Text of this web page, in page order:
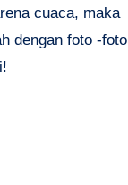
cuaca, maka
dengan foto -foto